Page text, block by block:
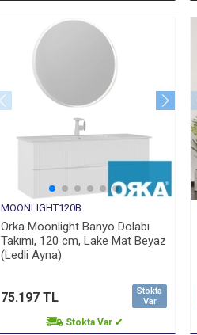
MOONLIGHT120B
Orka Moonlight Banyo Dolabı
Takımı, 120 cm, Lake Mat Beyaz
(Ledli Ayna)
Stokta
Var
75.197 TL
Stokta Var ✔